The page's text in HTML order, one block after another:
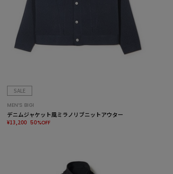
SALE
MEN’S BIGI
デニムジャケット風ミラノリブニットアウター
¥13,200 50%OFF